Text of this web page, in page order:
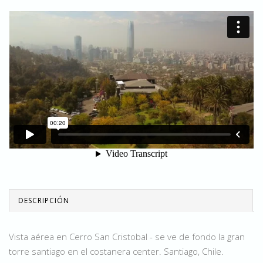
DESCRIPCIÓN
Vista aérea en Cerro San Cristobal - se ve de fondo la gran
torre santiago en el costanera center. Santiago, Chile.